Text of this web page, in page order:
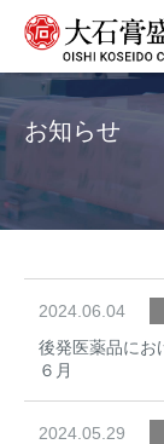
お知らせ
2024.06.04
後発医薬品にお
６月
2024.05.29